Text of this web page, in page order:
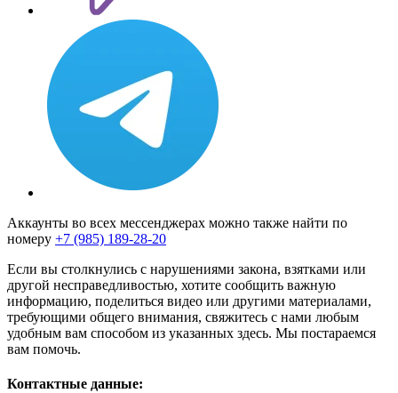
Аккаунты во всех мессенджерах можно также найти по
номеру +7 (985) 189-28-20
Если вы столкнулись с нарушениями закона, взятками или
другой несправедливостью, хотите сообщить важную
информацию, поделиться видео или другими материалами,
требующими общего внимания, свяжитесь с нами любым
удобным вам способом из указанных здесь. Мы постараемся
вам помочь.
Контактные данные: